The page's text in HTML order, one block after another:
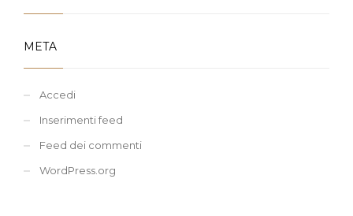
META
Accedi
Inserimenti feed
Feed dei commenti
WordPress.org